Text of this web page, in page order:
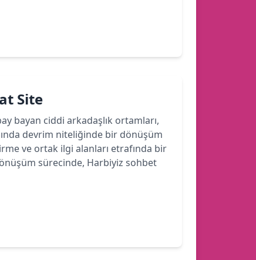
Site
bayan ciddi arkadaşlık ortamları,
devrim niteliğinde bir dönüşüm
ve ortak ilgi alanları etrafında bir
sürecinde, Harbiyiz sohbet